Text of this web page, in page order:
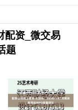
配资_微交易
题